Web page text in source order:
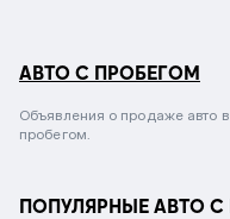
АВТО С ПРОБЕГОМ
Объявления о продаже авто
пробегом.
ПОПУЛЯРНЫЕ АВТО